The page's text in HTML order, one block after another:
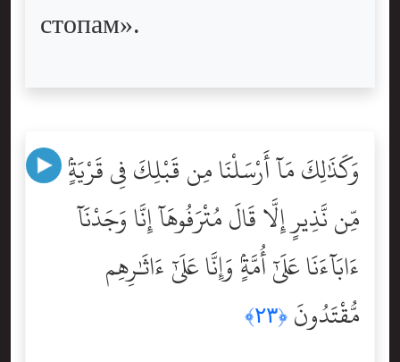
стопам».
وَكَذَٰلِكَ مَآ أَرْسَلْنَا مِن قَبْلِكَ فِى قَرْيَةٍۢ
مِّن نَّذِيرٍ إِلَّا قَالَ مُتْرَفُوهَآ إِنَّا وَجَدْنَآ
ءَابَآءَنَا عَلَىٰٓ أُمَّةٍۢ وَإِنَّا عَلَىٰٓ ءَاثَٰرِهِم
مُّقْتَدُونَ ﴿٢٣﴾